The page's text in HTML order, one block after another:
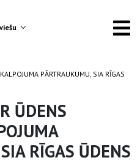
PĀRTRAUKUMU, SIA RĪGAS
ŪDENS
RĪGAS ŪDENS